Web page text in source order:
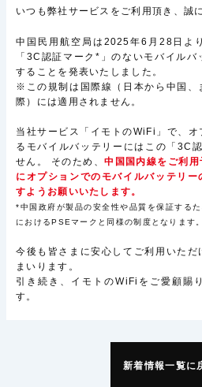
いつも弊社サービスをご利用頂き、誠
中国民用航空局は2025年6月28日よ
「3C認証マーク*」のないモバイル
することを発表いたしました。
※この規制は国際線（日本から中国、
際）には適用されません。
当社サービス「イモトのWiFi」で、
るモバイルバッテリーにはこの「3C
せん。 そのため、中国国内線をご利
にオプションでのモバイルバッテリ
すようお願いいたします。
*中国政府が製品の安全性や品質を保証する
におけるPSEマークと同様の制度となります。
今後も皆さまに安心してご利用いた
まいります。
引き続き、イモトのWiFiをご愛顧賜
す。
新着情報一覧に